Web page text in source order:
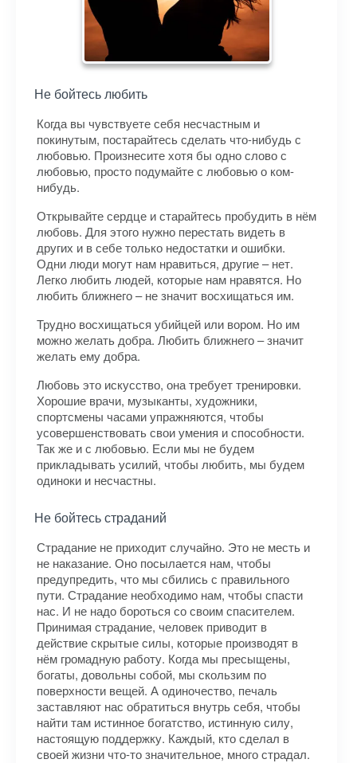
Не бойтесь любить
Когда вы чувствуете себя несчастным и
покинутым, постарайтесь сделать что-нибудь с
любовью. Произнесите хотя бы одно слово с
любовью, просто подумайте с любовью о ком-
нибудь.
Открывайте сердце и старайтесь пробудить в нём
любовь. Для этого нужно перестать видеть в
других и в себе только недостатки и ошибки.
Одни люди могут нам нравиться, другие – нет.
Легко любить людей, которые нам нравятся. Но
любить ближнего – не значит восхищаться им.
Трудно восхищаться убийцей или вором. Но им
можно желать добра. Любить ближнего – значит
желать ему добра.
Любовь это искусство, она требует тренировки.
Хорошие врачи, музыканты, художники,
спортсмены часами упражняются, чтобы
усовершенствовать свои умения и способности.
Так же и с любовью. Если мы не будем
прикладывать усилий, чтобы любить, мы будем
одиноки и несчастны.
Не бойтесь страданий
Страдание не приходит случайно. Это не месть и
не наказание. Оно посылается нам, чтобы
предупредить, что мы сбились с правильного
пути. Страдание необходимо нам, чтобы спасти
нас. И не надо бороться со своим спасителем.
Принимая страдание, человек приводит в
действие скрытые силы, которые производят в
нём громадную работу. Когда мы пресыщены,
богаты, довольны собой, мы скользим по
поверхности вещей. А одиночество, печаль
заставляют нас обратиться внутрь себя, чтобы
найти там истинное богатство, истинную силу,
настоящую поддержку. Каждый, кто сделал в
своей жизни что-то значительное, много страдал.